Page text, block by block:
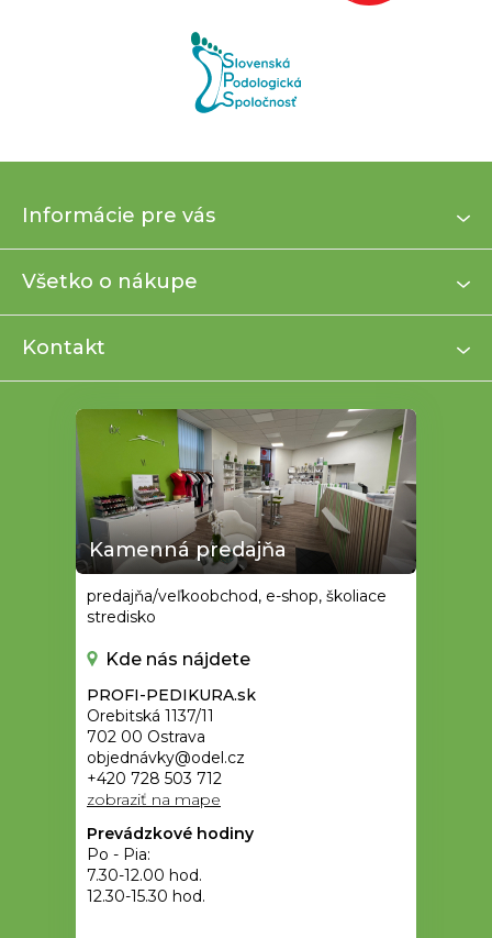
p
t
Informácie pre vás
Všetko o nákupe
Kontakt
Kamenná predajňa
predajňa/veľkoobchod, e-shop, školiace
stredisko
Kde nás nájdete
PROFI-PEDIKURA.sk
Orebitská 1137/11
702 00 Ostrava
objednávky@odel.cz
+420 728 503 712
zobraziť na mape
Prevádzkové hodiny
Po - Pia:
7.30-12.00 hod.
12.30-15.30 hod.